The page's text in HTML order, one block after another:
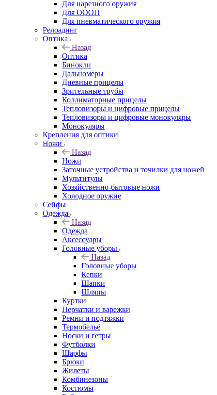
Для нарезного оружия
Для ОООП
Для пневматического оружия
Релоадинг
Оптика
Назад
Оптика
Бинокли
Дальномеры
Дневные прицелы
Зрительные трубы
Коллиматорные прицелы
Тепловизоры и цифровые прицелы
Тепловизоры и цифровые монокуляры
Монокуляры
Крепления для оптики
Ножи
Назад
Ножи
Заточные устройства и точилки для ножей
Мультитулы
Хозяйственно-бытовые ножи
Холодное оружие
Сейфы
Одежда
Назад
Одежда
Аксессуары
Головные уборы
Назад
Головные уборы
Кепки
Шапки
Шляпы
Куртки
Перчатки и варежки
Ремни и подтяжки
Термобельё
Носки и гетры
Футболки
Шарфы
Брюки
Жилеты
Комбинезоны
Костюмы